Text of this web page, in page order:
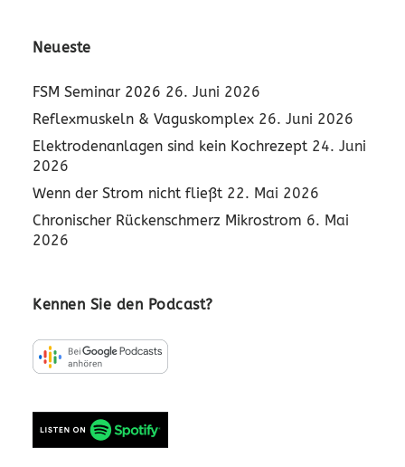
Neueste
FSM Seminar 2026 26. Juni 2026
Reflexmuskeln & Vaguskomplex 26. Juni 2026
Elektrodenanlagen sind kein Kochrezept 24. Juni
2026
Wenn der Strom nicht fließt 22. Mai 2026
Chronischer Rückenschmerz Mikrostrom 6. Mai
2026
Kennen Sie den Podcast?